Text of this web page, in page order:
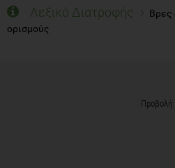
Λεξικό Διατροφής
Βρες
ορισμούς
Προβολή